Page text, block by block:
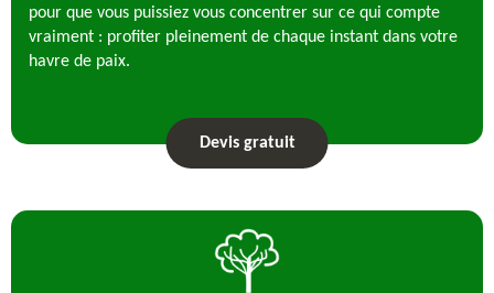
pour que vous puissiez vous concentrer sur ce qui compte
vraiment : profiter pleinement de chaque instant dans votre
havre de paix.
Devis gratuit